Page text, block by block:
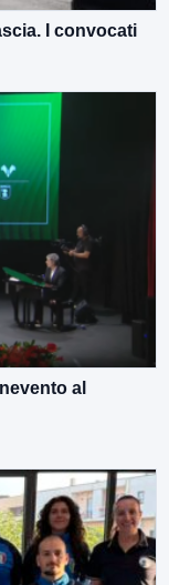
I convocati
al